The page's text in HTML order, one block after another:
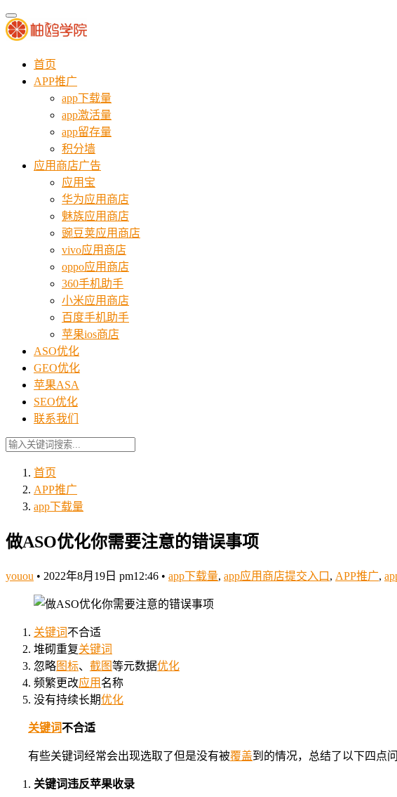
首页
APP推广
app下载量
app激活量
app留存量
积分墙
应用商店广告
应用宝
华为应用商店
魅族应用商店
豌豆荚应用商店
vivo应用商店
oppo应用商店
360手机助手
小米应用商店
百度手机助手
苹果ios商店
ASO优化
GEO优化
苹果ASA
SEO优化
联系我们
首页
APP推广
app下载量
做ASO优化你需要注意的错误事项
youou • 2022年8月19日 pm12:46 • app下载量, app应用商店提交入口 , APP推广,
关键词 不合适
堆砌重复关键词
忽略图标、 截图等元数据优化
频繁更改应用 名称
没有持续长期优化
关键词不合适
有些关键词经常会出现选取了但是没有被覆盖到的情况，总结了以下四点
关键词违反苹果收录